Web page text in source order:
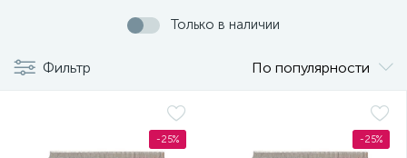
Только в наличии
Фильтр По популярности
-25% -25%